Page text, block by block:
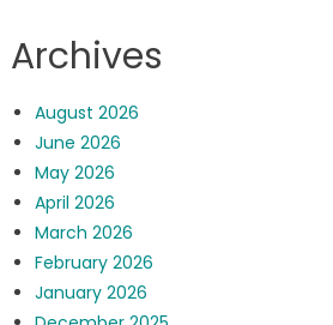
Archives
August 2026
June 2026
May 2026
April 2026
March 2026
February 2026
January 2026